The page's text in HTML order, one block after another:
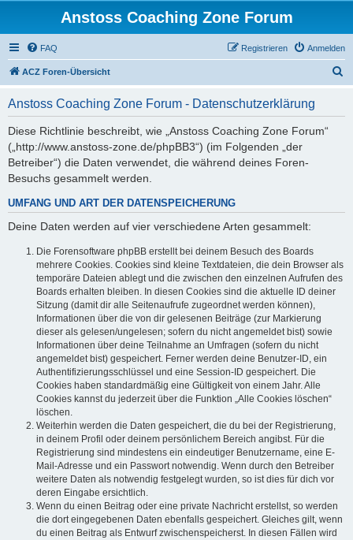
Anstoss Coaching Zone Forum
FAQ Anmelden
Registrieren
ACZ Foren-Übersicht
Anstoss Coaching Zone Forum - Datenschutzerklärung
Diese Richtlinie beschreibt, wie „Anstoss Coaching Zone Forum“
(„http://www.anstoss-zone.de/phpBB3“) (im Folgenden „der
Betreiber“) die Daten verwendet, die während deines Foren-
Besuchs gesammelt werden.
UMFANG UND ART DER DATENSPEICHERUNG
Deine Daten werden auf vier verschiedene Arten gesammelt:
Die Forensoftware phpBB erstellt bei deinem Besuch des Boards
mehrere Cookies. Cookies sind kleine Textdateien, die dein Browser als
temporäre Dateien ablegt und die zwischen den einzelnen Aufrufen des
Boards erhalten bleiben. In diesen Cookies sind die aktuelle ID deiner
Sitzung (damit dir alle Seitenaufrufe zugeordnet werden können),
Informationen über die von dir gelesenen Beiträge (zur Markierung
dieser als gelesen/ungelesen; sofern du nicht angemeldet bist) sowie
Informationen über deine Teilnahme an Umfragen (sofern du nicht
angemeldet bist) gespeichert. Ferner werden deine Benutzer-ID, ein
Authentifizierungsschlüssel und eine Session-ID gespeichert. Die
Cookies haben standardmäßig eine Gültigkeit von einem Jahr. Alle
Cookies kannst du jederzeit über die Funktion „Alle Cookies löschen“
löschen.
Weiterhin werden die Daten gespeichert, die du bei der Registrierung,
in deinem Profil oder deinem persönlichem Bereich angibst. Für die
Registrierung sind mindestens ein eindeutiger Benutzername, eine E-
Mail-Adresse und ein Passwort notwendig. Wenn durch den Betreiber
weitere Daten als notwendig festgelegt wurden, so ist dies für dich vor
deren Eingabe ersichtlich.
Wenn du einen Beitrag oder eine private Nachricht erstellst, so werden
die dort eingegebenen Daten ebenfalls gespeichert. Gleiches gilt, wenn
du einen Beitrag als Entwurf zwischenspeicherst. In diesen Fällen wird